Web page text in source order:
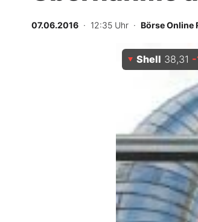
Experten
Mein B:O
Mein Konto
Folgen Sie uns
Kontakt
07.06.2016 · 12:35 Uhr · Börse Online
Shell 38,31 -